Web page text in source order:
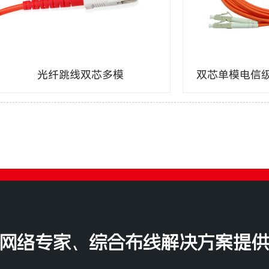
光纤跳线双芯多模 双芯单模电信
络专家、综合布线解决方案提